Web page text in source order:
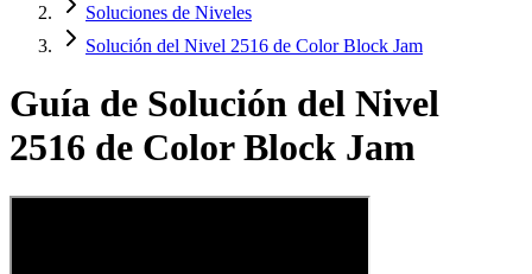
Soluciones de Niveles
Solución del Nivel 2516 de Color Block Jam
Guía de Solución del Nivel
2516 de Color Block Jam